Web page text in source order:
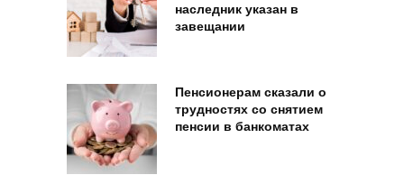
наследник указан в
завещании
Пенсионерам сказали о
трудностях со снятием
пенсии в банкоматах